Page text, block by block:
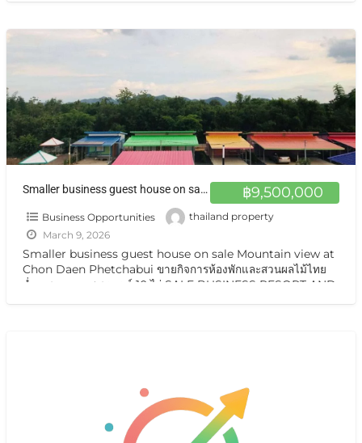
฿9,500,000
Smaller business guest house on sale Mountain view at Chon Daen Phetchabui ขายกิจการห้องพักและสวนผลไม้ไทยฉ่ำๆ ชนแดน เพชรบูรณ์ 10 ไร่
Business Opportunities
thailand property
March 9, 2026
Smaller business guest house on sale Mountain view at
Chon Daen Phetchabui ขายกิจการห้องพักและสวนผลไม้ไทย
ฉ่ำๆ ชนแดน เพชรบูรณ์ 10 ไร่ SALE BUSINESS RESORT AND